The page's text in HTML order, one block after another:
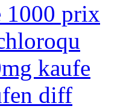
1000 prix
kaufe
diff